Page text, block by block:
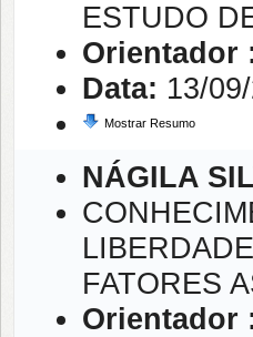
ESTUDO
Orientador
Data: 13/
Mostrar Resumo
NÁGILA
FATORES
Orientador